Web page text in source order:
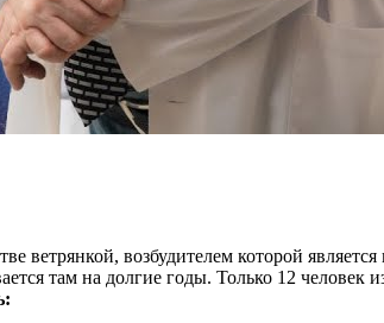
ветрянкой, возбудителем которой является
там на долгие годы. Только 12 человек